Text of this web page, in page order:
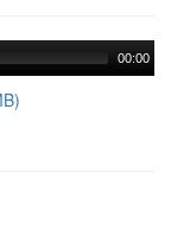
00:00